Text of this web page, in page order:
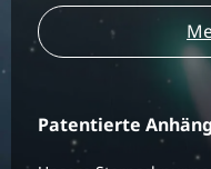
Patentierte